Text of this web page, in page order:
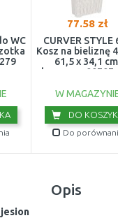
WC
77.58 zł
CURVER STYLE
Kosz na bieliznę
61,5 x 34,1
kremowy
W
DO
Do
Opis
jesion